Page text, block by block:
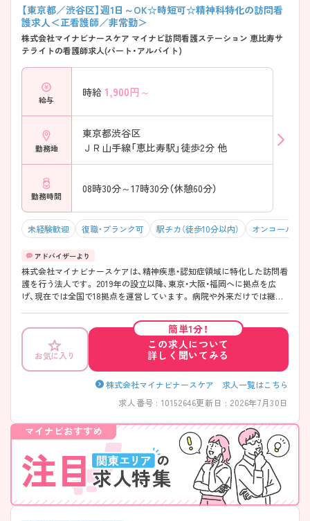
なため、精神科領域の経験を活かしたい方や、今後さらに専門性を高めた
い方に大変やりがいのある環境です。 また、教育体制については、入社時
研修やコンプライアンス研修、動画・対面による看護研修に加え、先輩看
護師との同行訪問によるOJTからスタートできるため、安心して業務に
入り込むことができます。さらに1ヶ月・3ヶ月・6ヶ月ごとのフォロー面談
や適性診断（OPQ）を活用した個別指導により、一人ひとりの成長をしっ
かりサポートしてくれます。 「専門性を高めながら、無理のない働き方で
長く活躍したい」そんな想いをお持ちの方に、ぜひご紹介したい法人でご
ざいます。
【東京都／渋谷区】週1日～OK☆時短可☆精神科特化の訪問看
護求人＜正看護師／非常勤＞
株式会社マイナビナースケア マイナビ訪問看護ステーション 恵比寿サ
テライトの看護師求人(パート・アルバイト)
給与
時給 1,900円～
勤務地
東京都渋谷区
ＪＲ山手線「恵比寿駅」徒歩2分 他
勤務時間
08時30分～17時30分（休憩60分）
未経験歓迎 復職・ブランク可 駅チカ（徒歩10分以内） オンコールなし
株式会社マイナビナースケアは、精神疾患・認知症領域に特化した訪問看
護を行う法人です。 2019年の設立以降、東京・大阪・福岡へに拠点を広
げ、現在では全国で18拠点を運営しています。 病院や外来だけでは継続
化に向き合う看護を大切にしています。勤務は日勤帯のみで、夜勤やオ
ンコール対応はありません。働き方の土台を整えたうえで、精神科訪問
看護という専門分野に腰を据えて取り組める環境です。実践を重ねなが
ら精神科領域にやりがいを見出し、専門性を深めていくことが可能で
す。 勤務形態は非常勤となっており、週1日から週5日まで勤務日数のご
相談が可能です。さらに時短勤務にも柔軟に対応しているため、ご家庭
のライフスタイルに合わせて無理なく勤務できる点も、本求人の大きな
魅力の一つです。
お気に入り
簡単1分！
この求人について
詳しく聞いてみる
株式会社マイナビナースケア 求人一覧はこちら
求人番号 : 10152646更新日 : 2026年7月30日